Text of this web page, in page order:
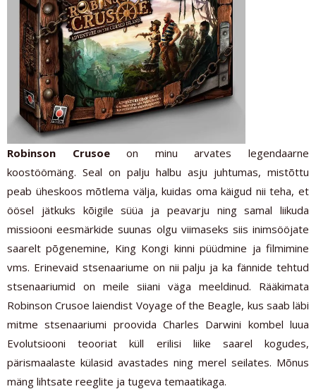
Robinson Crusoeon minu arvates legendaarne
koostöömäng. Seal on palju halbu asju juhtumas, mistõttu
peab üheskoos mõtlema välja, kuidas oma käigud nii teha, et
öösel jätkuks kõigile süüa ja peavarju ning samal liikuda
missiooni eesmärkide suunas olgu viimaseks siis inimsööjate
saarelt põgenemine, King Kongi kinni püüdmine ja filmimine
vms. Erinevaid stsenaariume on nii palju ja ka fännide tehtud
stsenaariumid on meile siiani väga meeldinud. Rääkimata
Robinson Crusoe laiendist Voyage of the Beagle, kus saab läbi
mitme stsenaariumi proovida Charles Darwini kombel luua
Evolutsiooni teooriat küll erilisi liike saarel kogudes,
pärismaalaste külasid avastades ning merel seilates. Mõnus
mäng lihtsate reeglite ja tugeva temaatikaga.